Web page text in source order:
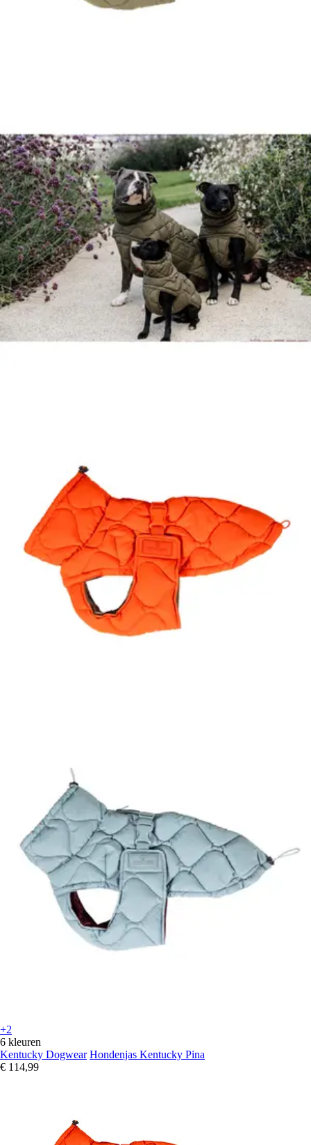
+2
6 kleuren
Kentucky Dogwear Hondenjas Kentucky Pina
€ 114,99